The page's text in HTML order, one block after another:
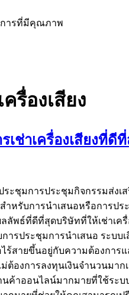
การที่มีคุณภาพ
ครื่องเสียง
ช่าเครื่องเสียงที่ดี
ะชุมการประชุมกิจกรรมส่ง
หรับการนำเสนอหรือการป
ลัพธ์ที่ดีที่สุดบริษัทที่ให้เช่าเ
รประชุมการนำเสนอ ระบบ
ไร้สายขึ้นอยู่กับความต้องก
องการลงทุนเงินจำนวนมา
าออนไลน์มากมายที่ใช้ระบ